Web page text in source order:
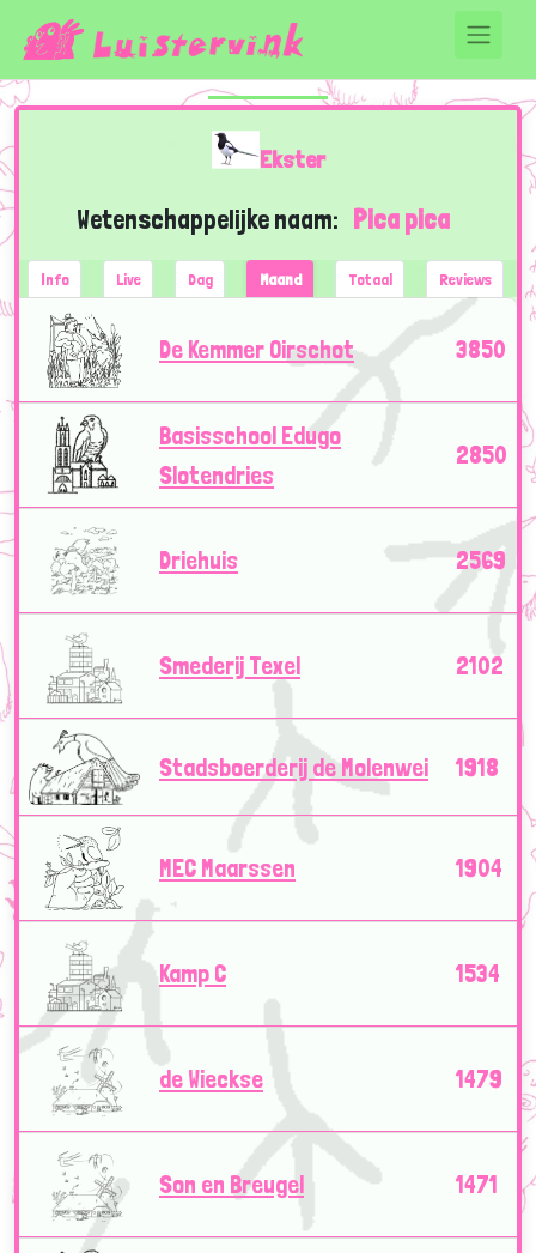
Ekster
Wetenschappelijke naam: Pica pica
Info Live Dag Maand Totaal Reviews
De Kemmer Oirschot 3850
Basisschool Edugo
Slotendries
2850
Driehuis 2569
Smederij Texel 2102
Stadsboerderij de Molenwei 1918
MEC Maarssen 1904
Kamp C 1534
de Wieckse 1479
Son en Breugel 1471